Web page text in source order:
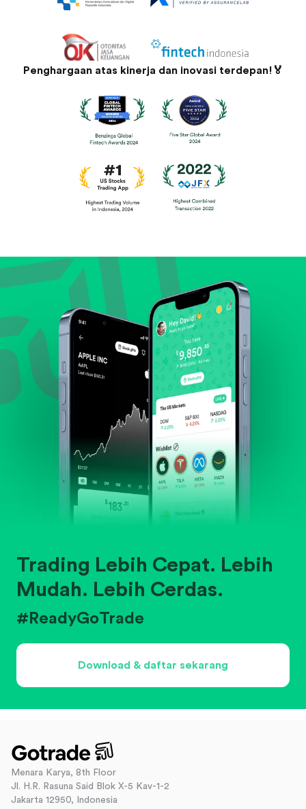
Penghargaan atas kinerja dan inovasi terdepan!🏅
Trading Lebih Cepat. Lebih
Mudah. Lebih Cerdas.
#ReadyGoTrade
Download & daftar sekarang
Menara Karya, 8th Floor
Jl. H.R. Rasuna Said Blok X-5 Kav-1-2
Jakarta 12950, Indonesia